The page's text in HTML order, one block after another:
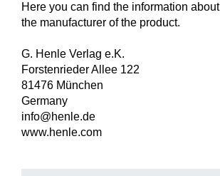
Here you can find the information about
the manufacturer of the product.
G. Henle Verlag e.K.
Forstenrieder Allee 122
81476 München
Germany
info@henle.de
www.henle.com